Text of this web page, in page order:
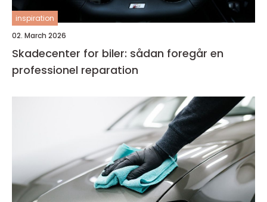
inspiration
02. March 2026
Skadecenter for biler: sådan foregår en
professionel reparation